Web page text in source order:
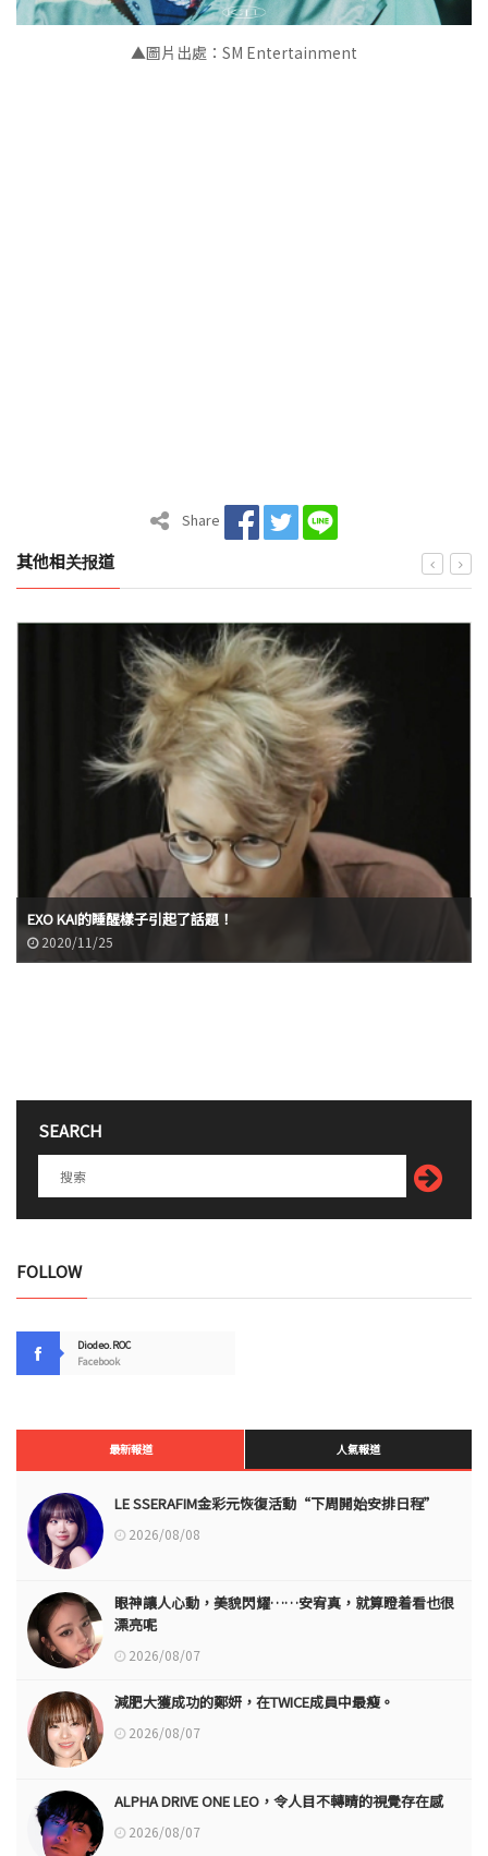
▲圖片出處：SM Entertainment
Share
其他相关报道
EXO KAI的睡醒樣子引起了話題！
2020/11/25
SEARCH
FOLLOW
Diodeo.ROC
Facebook
最新報道 人氣報道
LE SSERAFIM金彩元恢復活動“下周開始安排日程”
2026/08/08
眼神讓人心動，美貌閃耀……安宥真，就算瞪着看也很
漂亮呢
2026/08/07
減肥大獲成功的鄭妍，在TWICE成員中最瘦。
2026/08/07
ALPHA DRIVE ONE LEO，令人目不轉睛的視覺存在感
2026/08/07